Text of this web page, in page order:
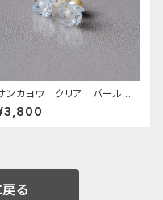
ンカヨウ クリア パールキャ
チピアス チタン
る